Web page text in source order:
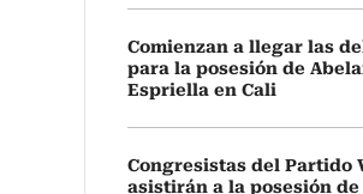
Comienzan a llegar las
para la posesión de
Espriella en Cali
Congresistas del Partido
asistirán a la posesión